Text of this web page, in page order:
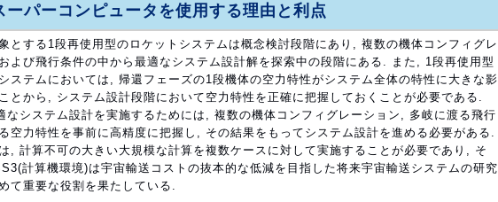
パーコンピュータを使用する理由と利点
とする1段再使用型のロケットシステムは概念検討段階にあり, 複数の機体コンフィグレ
よび飛行条件の中から最適なシステム設計解を探索中の段階にある. また, 1段再使用型
ステムにおいては, 帰還フェーズの1段機体の空力特性がシステム全体の特性に大きな影
とから, システム設計段階において空力特性を正確に把握しておくことが必要である.
なシステム設計を実施するためには, 複数の機体コンフィグレーション, 多岐に渡る飛行
空力特性を事前に高精度に把握し, その結果をもってシステム設計を進める必要がある.
, 計算不可の大きい大規模な計算を複数ケースに対して実施することが必要であり, そ
計算機環境)は宇宙輸送コストの抜本的な低減を目指した将来宇宙輸送システムの研究
て重要な役割を果たしている.